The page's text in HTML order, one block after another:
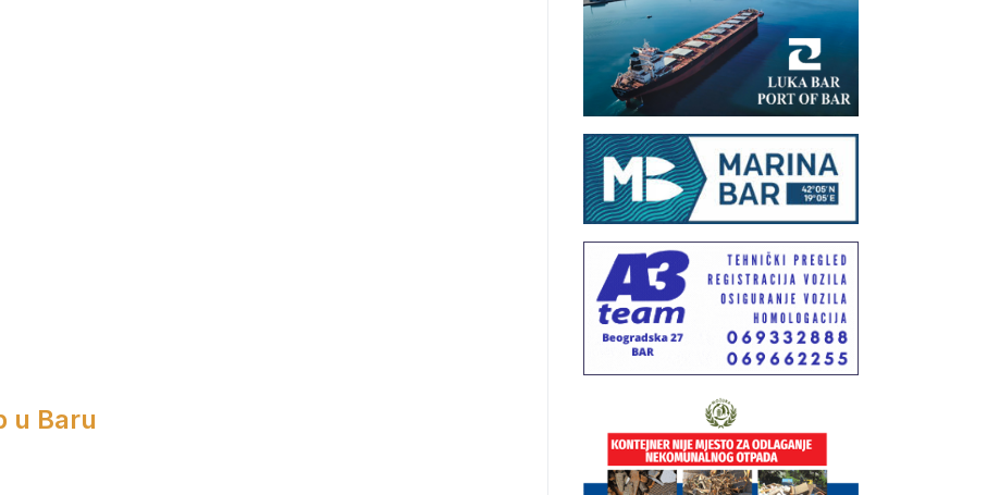
u Baru